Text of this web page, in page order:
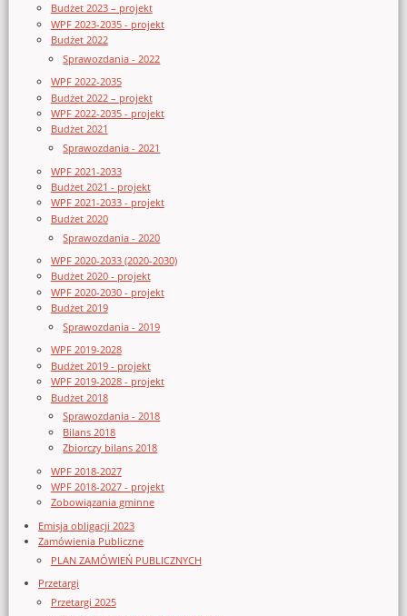
Budżet 2023 – projekt
WPF 2023-2035 - projekt
Budżet 2022
Sprawozdania - 2022
WPF 2022-2035
Budżet 2022 – projekt
WPF 2022-2035 - projekt
Budżet 2021
Sprawozdania - 2021
WPF 2021-2033
Budżet 2021 - projekt
WPF 2021-2033 - projekt
Budżet 2020
Sprawozdania - 2020
WPF 2020-2033 (2020-2030)
Budżet 2020 - projekt
WPF 2020-2030 - projekt
Budżet 2019
Sprawozdania - 2019
WPF 2019-2028
Budżet 2019 - projekt
WPF 2019-2028 - projekt
Budżet 2018
Sprawozdania - 2018
Bilans 2018
Zbiorczy bilans 2018
WPF 2018-2027
WPF 2018-2027 - projekt
Zobowiązania gminne
Emisja obligacji 2023
Zamówienia Publiczne
PLAN ZAMÓWIEŃ PUBLICZNYCH
Przetargi
Przetargi 2025